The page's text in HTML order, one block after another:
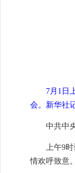
7月1日
会。新华社
中共中
上午9
情欢呼致意